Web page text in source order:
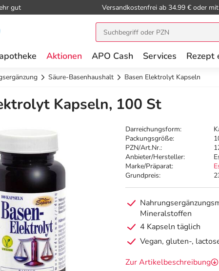
gut Versandkostenfrei ab 34.99 € oder
Aktionen APO Cash Services Rezept
Säure-Basenhaushalt Basen Elektrolyt Kapseln
Kapseln, 100 St
Darreichungsform:
Packungsgröße:
PZN/Art.Nr.:
Anbieter/Hersteller:
Marke/Präparat:
Grundpreis:
Mineralstoffen
4 Kapseln täglich
Vegan, gluten-,
Zur Artikelbeschreibung